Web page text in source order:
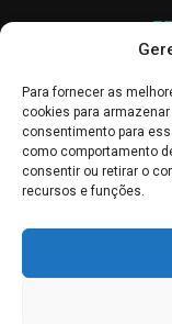
Para fornecer as
cookies para
consentimento para
como comportamento
consentir ou retirar o
recursos e funções.
informativo, servindo
interpretadas